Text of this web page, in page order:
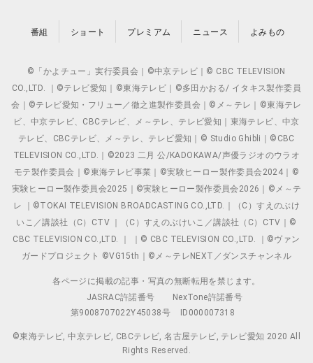
番組 ショート プレミアム ニュース よみもの
©「かよチュー」実行委員会｜©中京テレビ｜© CBC TELEVISION
CO.,LTD. ｜©テレビ愛知｜©東海テレビ｜©多田かおる/ イタキス製作委員
会｜©テレビ愛知・フリュー／徹之進製作委員会｜©メ～テレ｜©東海テレ
ビ、中京テレビ、CBCテレビ、メ～テレ、テレビ愛知｜東海テレビ、中京
テレビ、CBCテレビ、メ～テレ、テレビ愛知｜© Studio Ghibli｜©CBC
TELEVISION CO.,LTD.｜©2023 二月 公/KADOKAWA/声優ラジオのウラオ
モテ製作委員会｜©東海テレビ事業｜©実験ヒーロー製作委員会2024｜©
実験ヒーロー製作委員会2025｜©実験ヒーロー製作委員会2026｜©メ～テ
レ ｜©TOKAI TELEVISION BROADCASTING CO.,LTD.｜（C）すえのぶけ
いこ／講談社（C）CTV ｜（C）すえのぶけいこ／講談社（C）CTV｜©
CBC TELEVISION CO.,LTD. ｜ ｜© CBC TELEVISION CO.,LTD. ｜©ヴァン
ガードプロジェクト ©VG15th｜©メ～テレNEXT／ダンスチャンネル
各ページに掲載の記事・写真の無断転用を禁じます。
JASRAC許諾番号
NexTone許諾番号
第9008707022Y45038号
ID000007318
©東海テレビ, 中京テレビ, CBCテレビ, 名古屋テレビ, テレビ愛知 2020 All
Rights Reserved.